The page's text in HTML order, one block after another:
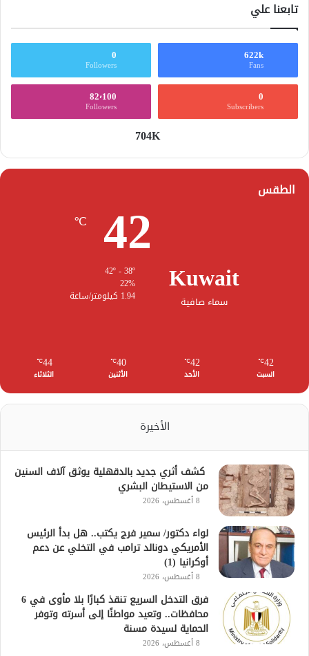
تابعنا علي
622k
Fans
0
Followers
0
Subscribers
82٬100
Followers
704K
الطقس
Kuwait
سماء صافية
42
℃
22%
1.94 كيلومتر/ساعة
42
℃
السبت
42
℃
الأحد
40
℃
الأثنين
44
℃
الثلاثاء
الأخيرة
كشف أثري جديد بالدقهلية يوثق آلاف السنين
من الاستيطان البشري
8 أغسطس، 2026
لواء دكتور/ سمير فرج يكتب.. هل بدأ الرئيس
الأمريكي دونالد ترامب في التخلي عن دعم
أوكرانيا (1)
8 أغسطس، 2026
فرق التدخل السريع تنقذ كبارًا بلا مأوى في 6
محافظات.. وتعيد مواطنًا إلى أسرته وتوفر
الحماية لسيدة مسنة
8 أغسطس، 2026